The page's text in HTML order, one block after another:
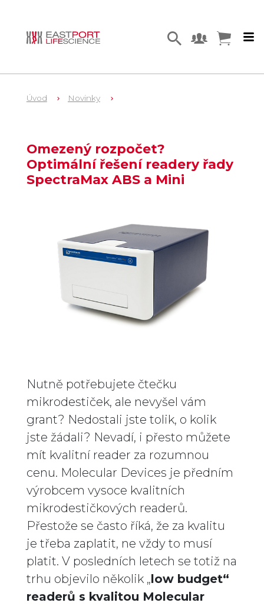
Úvod Novinky
Omezený rozpočet?
Optimální řešení readery řady
SpectraMax ABS a Mini
Nutně potřebujete čtečku
mikrodestiček, ale nevyšel vám
grant? Nedostali jste tolik, o kolik
jste žádali? Nevadí, i přesto můžete
mít kvalitní reader za rozumnou
cenu. Molecular Devices je předním
výrobcem vysoce kvalitních
mikrodestičkových readerů.
Přestože se často říká, že za kvalitu
je třeba zaplatit, ne vždy to musí
platit. V posledních letech se totiž na
trhu objevilo několik „low budget“
readerů s kvalitou Molecular